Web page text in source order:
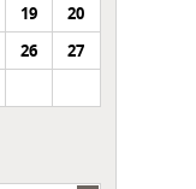
19
20
26
27